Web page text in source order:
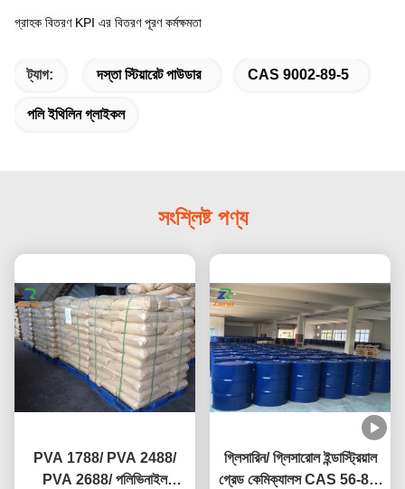
গ্রাহক বিতরণ KPI এর বিতরণ পূরণ কর্মক্ষমতা
ট্যাগ: দস্তা স্টিয়ারেট পাউডার CAS 9002-89-5
পলি ইথিলিন গ্লাইকল
সংশ্লিষ্ট পণ্য
PVA 1788/ PVA 2488/
PVA 2688/ পলিভিনাইল
গ্লিসারিন/ গ্লিসারোল ইন্ডাস্ট্রিয়াল
গ্রেড কেমিক্যালস CAS 56-81-